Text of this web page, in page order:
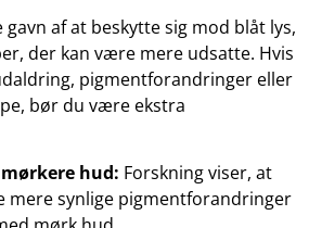
gavn af at beskytte sig mod blåt lys,
der kan være mere udsatte. Hvis
pigmentforandringer eller
bør du være ekstra
hud: Forskning viser, at
mere synlige pigmentforandringer